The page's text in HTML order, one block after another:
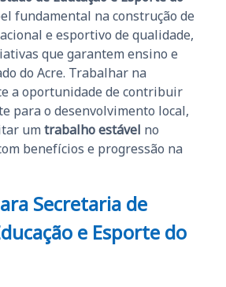
fundamental na construção de
e esportivo de qualidade,
que garantem ensino e
do Acre. Trabalhar na
a oportunidade de contribuir
para o desenvolvimento local,
um trabalho estável no
benefícios e progressão na
Secretaria de
e Esporte do